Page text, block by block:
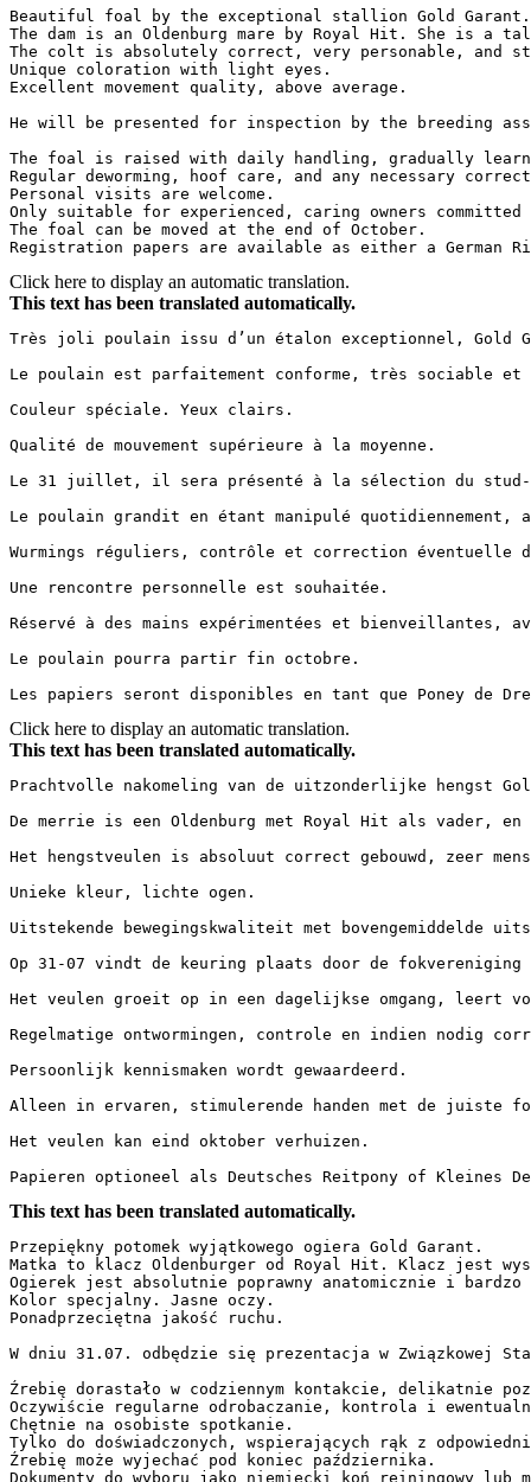
Beautiful foal by the exceptional stallion Gold
The dam is an Oldenburg mare by Royal Hit. She is
The colt is absolutely correct, very personable, and
Unique coloration with light eyes.
Excellent movement quality, above average.
He will be presented for inspection by the breeding
The foal is raised with daily handling, gradually
Regular deworming, hoof care, and any necessary
Personal visits are welcome.
Only suitable for experienced, caring owners
The foal can be moved at the end of October.
Registration papers are available as either a German
Click here to display an automatic translation.
This text has been translated automatically.
Très joli poulain issu d’un étalon exceptionnel, Gold
Le poulain est parfaitement conforme, très sociable
Couleur spéciale. Yeux clairs.
Qualité de mouvement supérieure à la moyenne.
Le 31 juillet, il sera présenté à la sélection du stud-
Le poulain grandit en étant manipulé
Wurmings réguliers, contrôle et correction éventuelle
Une rencontre personnelle est souhaitée.
Réservé à des mains expérimentées et bienveillantes,
Le poulain pourra partir fin octobre.
Les papiers seront disponibles en tant que Poney de
Click here to display an automatic translation.
This text has been translated automatically.
Prachtvolle nakomeling van de uitzonderlijke hengst
De merrie is een Oldenburg met Royal Hit als vader,
Het hengstveulen is absoluut correct gebouwd, zeer
Unieke kleur, lichte ogen.
Uitstekende bewegingskwaliteit met bovengemiddelde
Op 31-07 vindt de keuring plaats door de
Het veulen groeit op in een dagelijkse omgang, leert
Regelmatige ontwormingen, controle en indien nodig
Persoonlijk kennismaken wordt gewaardeerd.
Alleen in ervaren, stimulerende handen met de juiste
Het veulen kan eind oktober verhuizen.
Papieren optioneel als Deutsches Reitpony of Kleines
This text has been translated automatically.
Przepiękny potomek wyjątkowego ogiera Gold Garant.
Matka to klacz Oldenburger od Royal Hit. Klacz jest
Ogierek jest absolutnie poprawny anatomicznie i
Kolor specjalny. Jasne oczy.
Ponadprzeciętna jakość ruchu.
W dniu 31.07. odbędzie się prezentacja w Związkowej
Źrebię dorastało w codziennym kontakcie, delikatnie
Oczywiście regularne odrobaczanie, kontrola i
Chętnie na osobiste spotkanie.
Tylko do doświadczonych, wspierających rąk z
Źrebię może wyjechać pod koniec października.
Dokumenty do wyboru jako niemiecki koń reiningowy lub